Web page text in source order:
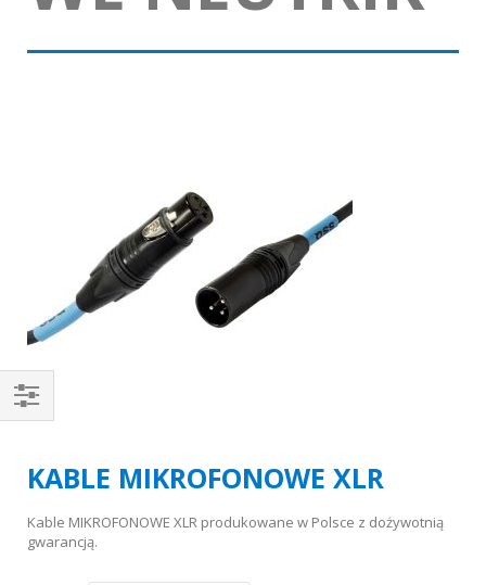
KABLE MIKROFONOWE XLR
Kable MIKROFONOWE XLR produkowane w Polsce z dożywotnią
gwarancją.
Kupuj